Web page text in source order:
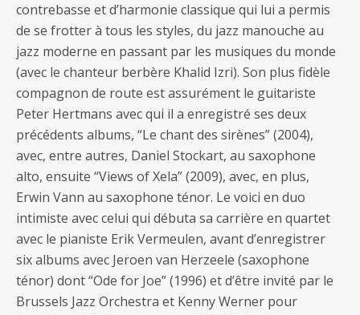
contrebasse et d’harmonie classique qui lui a permis
de se frotter à tous les styles, du jazz manouche au
jazz moderne en passant par les musiques du monde
(avec le chanteur berbère Khalid Izri). Son plus fidèle
compagnon de route est assurément le guitariste
Peter Hertmans avec qui il a enregistré ses deux
précédents albums, “Le chant des sirènes” (2004),
avec, entre autres, Daniel Stockart, au saxophone
alto, ensuite “Views of Xela” (2009), avec, en plus,
Erwin Vann au saxophone ténor. Le voici en duo
intimiste avec celui qui débuta sa carrière en quartet
avec le pianiste Erik Vermeulen, avant d’enregistrer
six albums avec Jeroen van Herzeele (saxophone
ténor) dont “Ode for Joe” (1996) et d’être invité par le
Brussels Jazz Orchestra et Kenny Werner pour